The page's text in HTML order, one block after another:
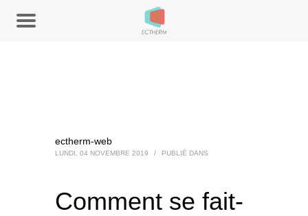
ectherm-web
LUNDI, 04 NOVEMBRE 2019 / PUBLIÉ DANS
Comment se fait-